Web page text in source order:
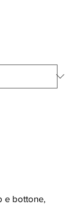
e bottone,